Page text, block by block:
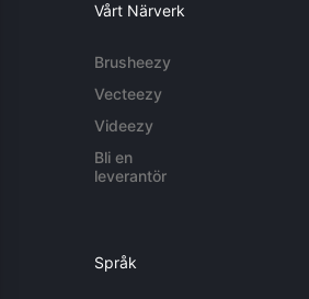
Vårt Närverk
Brusheezy
Vecteezy
Videezy
Bli en
leverantör
Språk